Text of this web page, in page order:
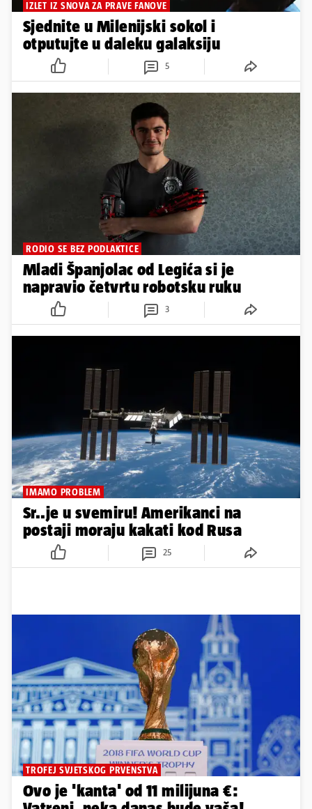
IZLET IZ SNOVA ZA PRAVE FANOVE
Sjednite u Milenijski sokol i
otputujte u daleku galaksiju
5
RODIO SE BEZ PODLAKTICE
Mladi Španjolac od Legića si je
napravio četvrtu robotsku ruku
3
IMAMO PROBLEM
Sr..je u svemiru! Amerikanci na
postaji moraju kakati kod Rusa
25
TROFEJ SVJETSKOG PRVENSTVA
Ovo je 'kanta' od 11 milijuna €: